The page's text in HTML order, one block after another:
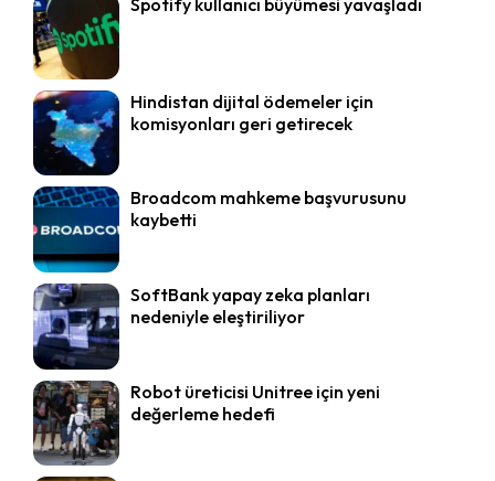
Spotify kullanıcı büyümesi yavaşladı
Hindistan dijital ödemeler için
komisyonları geri getirecek
Broadcom mahkeme başvurusunu
kaybetti
SoftBank yapay zeka planları
nedeniyle eleştiriliyor
Robot üreticisi Unitree için yeni
değerleme hedefi